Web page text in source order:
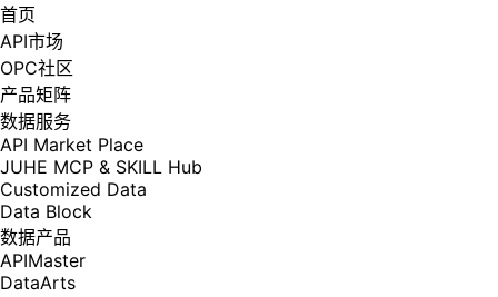
首页
API市场
OPC社区
产品矩阵
数据服务
API Market Place
JUHE MCP & SKILL Hub
Customized Data
Data Block
数据产品
APIMaster
DataArts